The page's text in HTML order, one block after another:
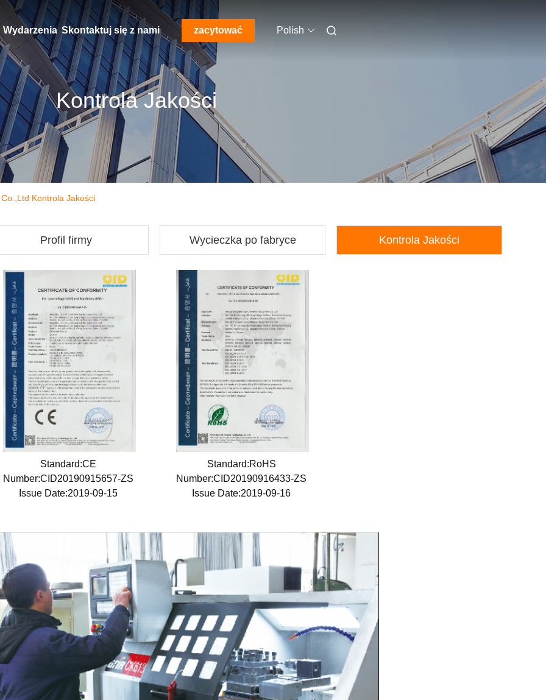
Wydarzenia Skontaktuj się z nami zacytować Polish
Kontrola Jakości
Kontrola Jakości
Profil firmy Wycieczka po fabryce Kontrola Jakości
Standard:CE
Number:CID20190915657-ZS
Issue Date:2019-09-15
Standard:RoHS
Number:CID20190916433-ZS
Issue Date:2019-09-16